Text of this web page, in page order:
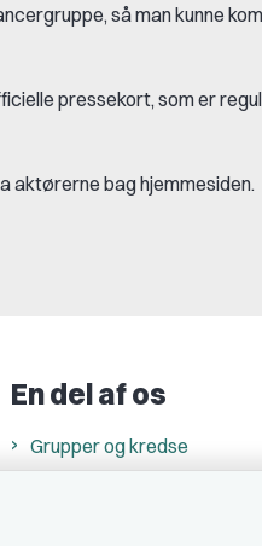
så man kunne
pressekort, som er
aktørerne bag hjemmesiden.
En del af os
Grupper og kredse